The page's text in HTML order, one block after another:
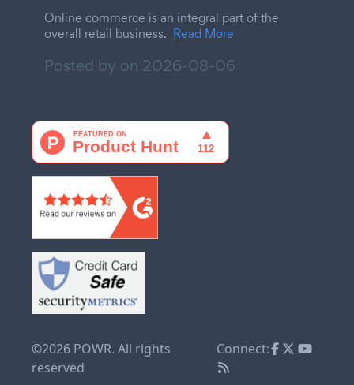
Online commerce is an integral part of the
overall retail business. Read More
Posted by on 2026-08-06
©2026 POWR. All rights
reserved
Connect: